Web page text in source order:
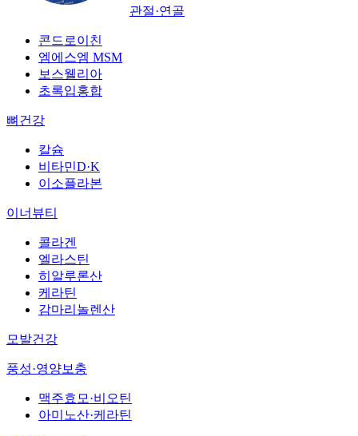
관절·연골
콘드로이친
엠에스엠 MSM
보스웰리아
초록입홍합
뼈건강
칼슘
비타민D·K
이소플라본
이너뷰티
콜라겐
엘라스틴
히알루론산
케라틴
감마리놀렌산
모발건강
풍성·영양보충
맥주효모·비오틴
아미노산·케라틴